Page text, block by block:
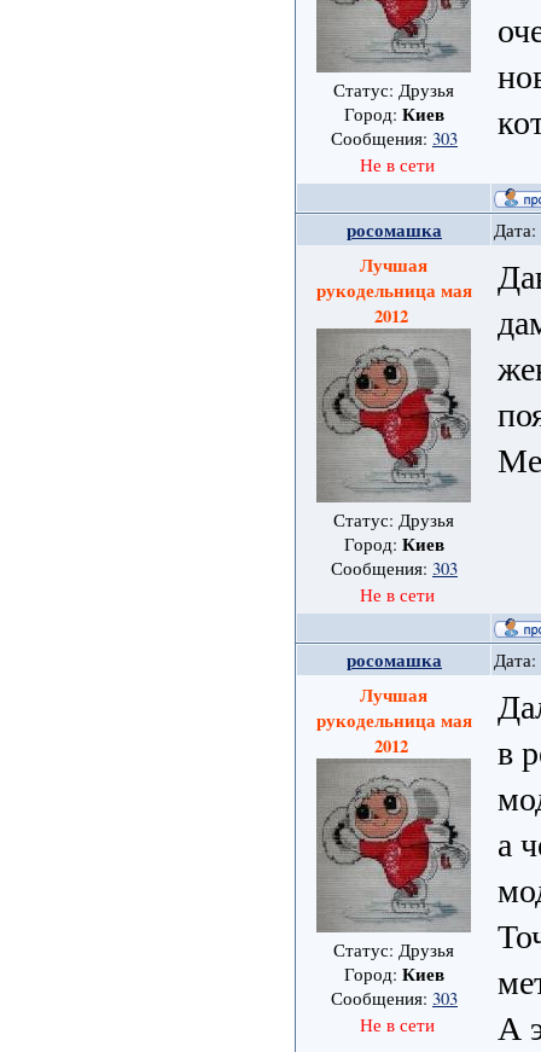
Статус: Друзья
Город: Киев
Сообщения: 303
Не в сети
росомашка Дата:
Лучшая
рукодельница мая
2012
Статус: Друзья
Город: Киев
Сообщения: 303
Не в сети
росомашка Дата:
Лучшая
рукодельница мая
2012
Статус: Друзья
Город: Киев
Сообщения: 303
Не в сети
в
а
А